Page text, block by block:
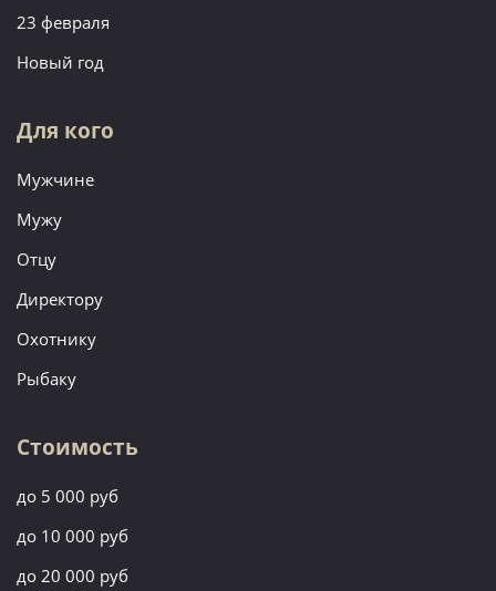
23 февраля
Новый год
Для кого
Мужчине
Мужу
Отцу
Директору
Охотнику
Рыбаку
Стоимость
до 5 000 руб
до 10 000 руб
до 20 000 руб